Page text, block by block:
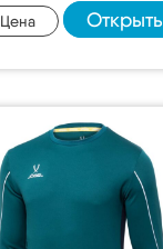
Цена Открыть